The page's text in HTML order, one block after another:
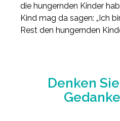
die hungernden Kinder
Kind mag da sagen: „Ich
Rest den hungernden
Denken